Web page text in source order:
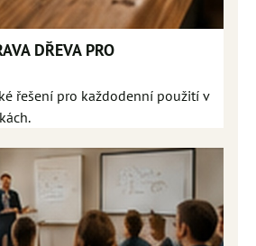
DŘEVA PRO
řešení pro každodenní použití v